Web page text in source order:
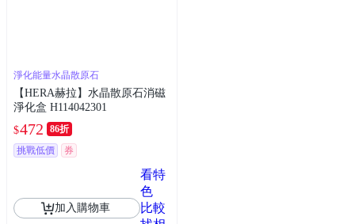
淨化能量水晶散原石
【HERA赫拉】水晶散原石消磁
淨化盒 H114042301
$472
86折
挑戰低價
券
加入購物車
看特
色
比較